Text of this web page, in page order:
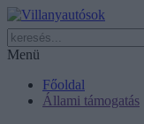
Menü
Főoldal
Állami támogatás